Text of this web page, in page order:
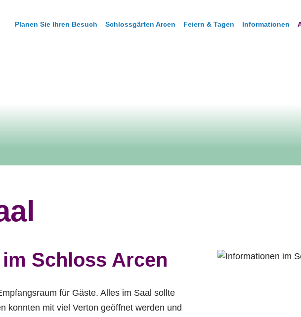
Planen Sie Ihren Besuch Schlossgärten Arcen Feiern & Tagen Informationen
Schloss Arcen
für Gäste. Alles im Saal sollte
konnten mit viel Verton geöffnet werden und